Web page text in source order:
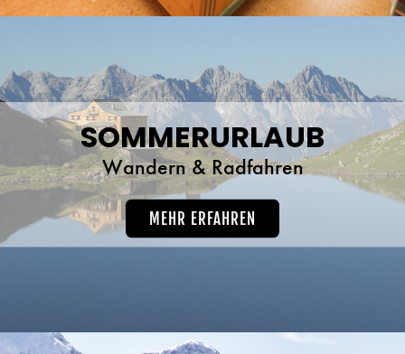
SOMMERURLAUB
Wandern & Radfahren
MEHR ERFAHREN